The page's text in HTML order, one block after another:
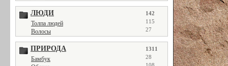
ЛЮДИ 142
Толпа людей 115
Волосы 27
ПРИРОДА 1311
Бамбук 28